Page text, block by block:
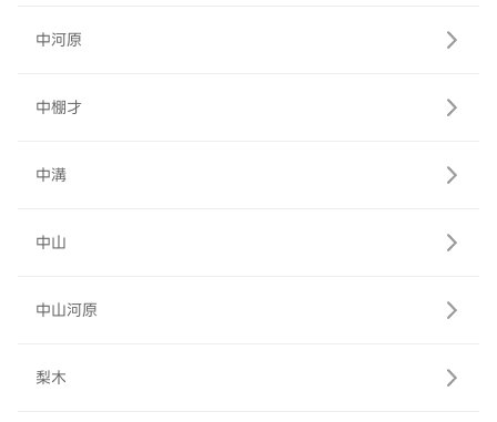
中河原
中棚才
中溝
中山
中山河原
梨木